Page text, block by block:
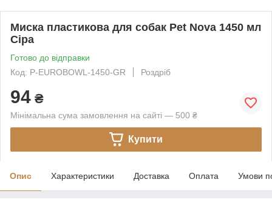
Миска пластикова для собак Pet Nova 1450 мл
Сіра
Готово до відправки
Код: P-EUROBOWL-1450-GR
Роздріб
94 ₴
Мінімальна сума замовлення на сайті — 500 ₴
Купити
Опис Характеристики Доставка Оплата Умови